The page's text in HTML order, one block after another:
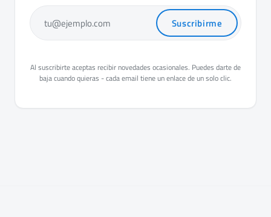
tu@ejemplo.com Suscribirme
Al suscribirte aceptas recibir novedades ocasionales. Puedes darte de
baja cuando quieras - cada email tiene un enlace de un solo clic.